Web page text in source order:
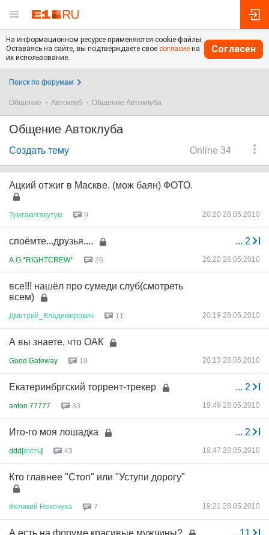
На информационном ресурсе применяются cookie-файлы.
Оставаясь на сайте, вы подтверждаете свое согласие на
их использование.
Согласен
Поиск по форумам
Общение Автоклуб Общение Автоклуба
Общение Автоклуба
Online 34
Создать тему
Ацкий отжиг в Маскве. (мож баян) ФОТО.
Тумтакитакутум 9 20:20 28.05.2010
... 2
споёмте...друзья....
A.G.*RIGHTCREW* 26 20:20 28.05.2010
все!!! нашёл про сумеди слуб(смотреть
всем)
Дмитрий Владимирович 11 20:19 28.05.2010
А вы знаете, что ОАК
Good Gateway 19 20:13 28.05.2010
... 2
Екатеринбргский торрент-трекер
anton 77777 33 19:49 28.05.2010
... 2
Иго-го моя лошадка
ddd[гость] 43 19:47 28.05.2010
Кто главнее "Стоп" или "Уступи дорогу"
Великий Нехочуха 7 19:21 28.05.2010
... 11
А есть на форуме красивые мужчины?